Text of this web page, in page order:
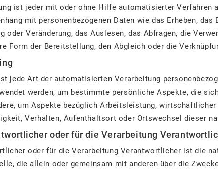
ist jeder mit oder ohne Hilfe automatisierter Verfahren
mit personenbezogenen Daten wie das Erheben,
oder Veränderung, das Auslesen, das Abfragen, die
Form der Bereitstellung, den Abgleich oder die
jede Art der automatisierten Verarbeitung
werden, um bestimmte persönliche Aspekte, die
um Aspekte bezüglich Arbeitsleistung,
Verhalten, Aufenthaltsort oder Ortswechsel dieser
oder für die Verarbeitung
oder für die Verarbeitung Verantwortlicher ist die
die allein oder gemeinsam mit anderen über die